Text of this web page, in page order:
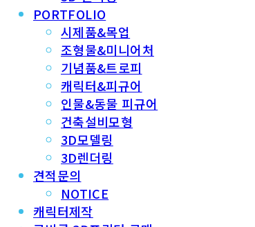
PORTFOLIO
시제품&목업
조형물&미니어처
기념품&트로피
캐릭터&피규어
인물&동물 피규어
건축설비모형
3D모델링
3D렌더링
견적문의
NOTICE
캐릭터제작